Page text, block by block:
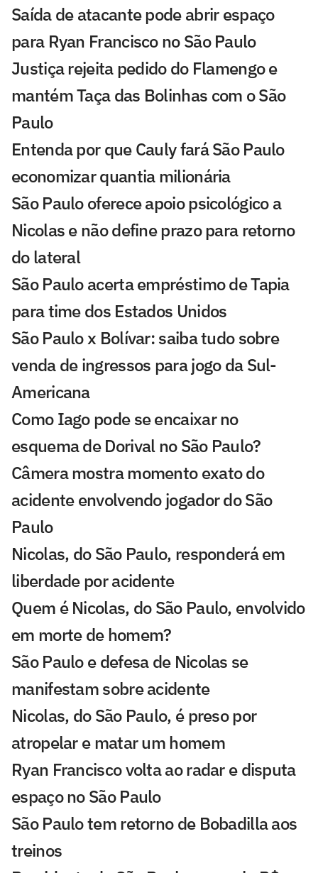
Saída de atacante pode abrir espaço
para Ryan Francisco no São Paulo
Justiça rejeita pedido do Flamengo e
mantém Taça das Bolinhas com o São
Paulo
Entenda por que Cauly fará São Paulo
economizar quantia milionária
São Paulo oferece apoio psicológico a
Nicolas e não define prazo para retorno
do lateral
São Paulo acerta empréstimo de Tapia
para time dos Estados Unidos
São Paulo x Bolívar: saiba tudo sobre
venda de ingressos para jogo da Sul-
Americana
Como Iago pode se encaixar no
esquema de Dorival no São Paulo?
Câmera mostra momento exato do
acidente envolvendo jogador do São
Paulo
Nicolas, do São Paulo, responderá em
liberdade por acidente
Quem é Nicolas, do São Paulo, envolvido
em morte de homem?
São Paulo e defesa de Nicolas se
manifestam sobre acidente
Nicolas, do São Paulo, é preso por
atropelar e matar um homem
Ryan Francisco volta ao radar e disputa
espaço no São Paulo
São Paulo tem retorno de Bobadilla aos
treinos